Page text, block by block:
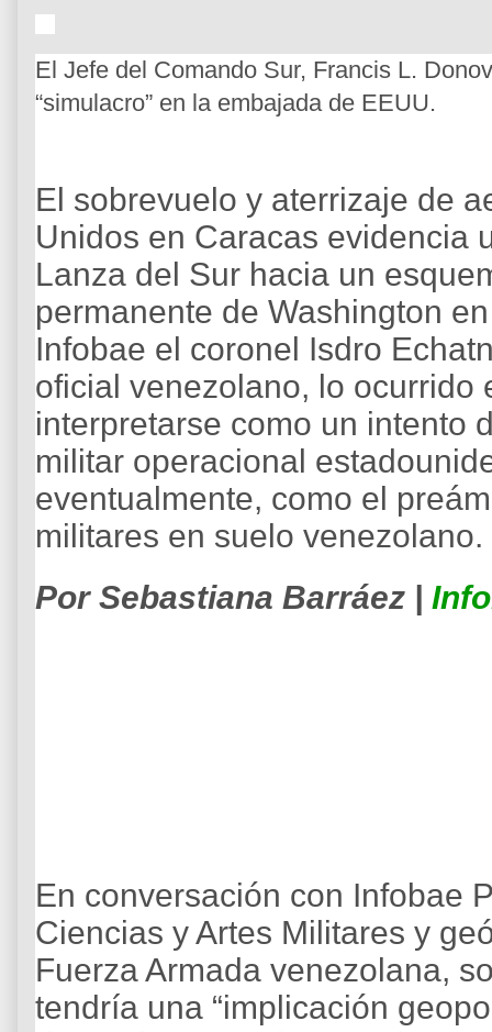
El Jefe del Comando Sur, Francis L.
“simulacro” en la embajada de EEUU.
El sobrevuelo y aterrizaje de
Unidos en Caracas evidencia
Lanza del Sur hacia un
permanente de Washington
Infobae el coronel Isdro
oficial venezolano, lo ocurrido
interpretarse como un intento
militar operacional
eventualmente, como el
militares en suelo venezolano.
Por Sebastiana Barráez |
En conversación con Infobae
Ciencias y Artes Militares y
Fuerza Armada venezolana,
tendría una “implicación